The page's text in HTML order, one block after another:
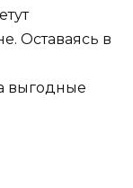
Оставаясь в
выгодные